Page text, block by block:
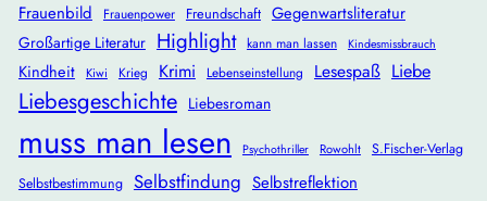
Frauenbild Frauenpower Freundschaft Gegenwartsliteratur
Großartige Literatur Highlight kann man lassen Kindesmissbrauch
Kindheit Kiwi Krieg Krimi Lebenseinstellung Lesespaß Liebe
Liebesgeschichte Liebesroman
muss man lesen Psychothriller Rowohlt
S.Fischer-Verlag
Selbstbestimmung Selbstfindung Selbstreflektion